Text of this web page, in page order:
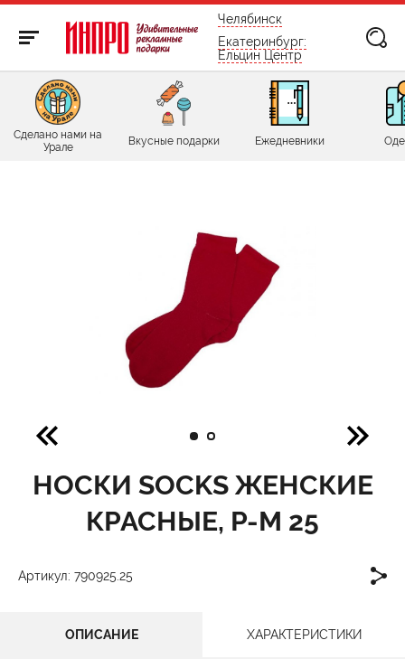
бесплатно по России
Челябинск
Екатеринбург:
Ельцин Центр
Сделано нами на
Урале
Вкусные подарки Ежедневники
НОСКИ SOCKS ЖЕНСКИЕ
КРАСНЫЕ, Р-М 25
Артикул: 790925.25
ОПИСАНИЕ ХАРАКТЕРИСТИКИ